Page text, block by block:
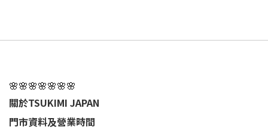
🌸🌸🌸🌸🌸🌸🌸
關於TSUKIMI JAPAN
門市資料及營業時間